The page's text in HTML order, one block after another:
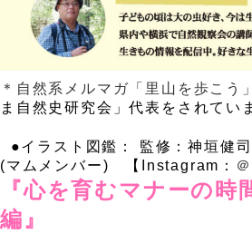
＊自然系メルマガ「里山を歩こう」
ま自然史研究会」代表をされてい
●イラスト図鑑： 監修：神垣健
(マムメンバー) 【Instagram：
『心を育むマナーの時
編』